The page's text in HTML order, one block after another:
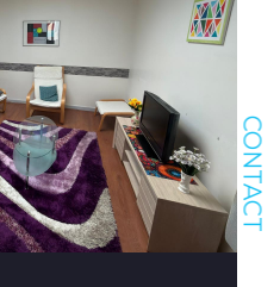
CONTACT